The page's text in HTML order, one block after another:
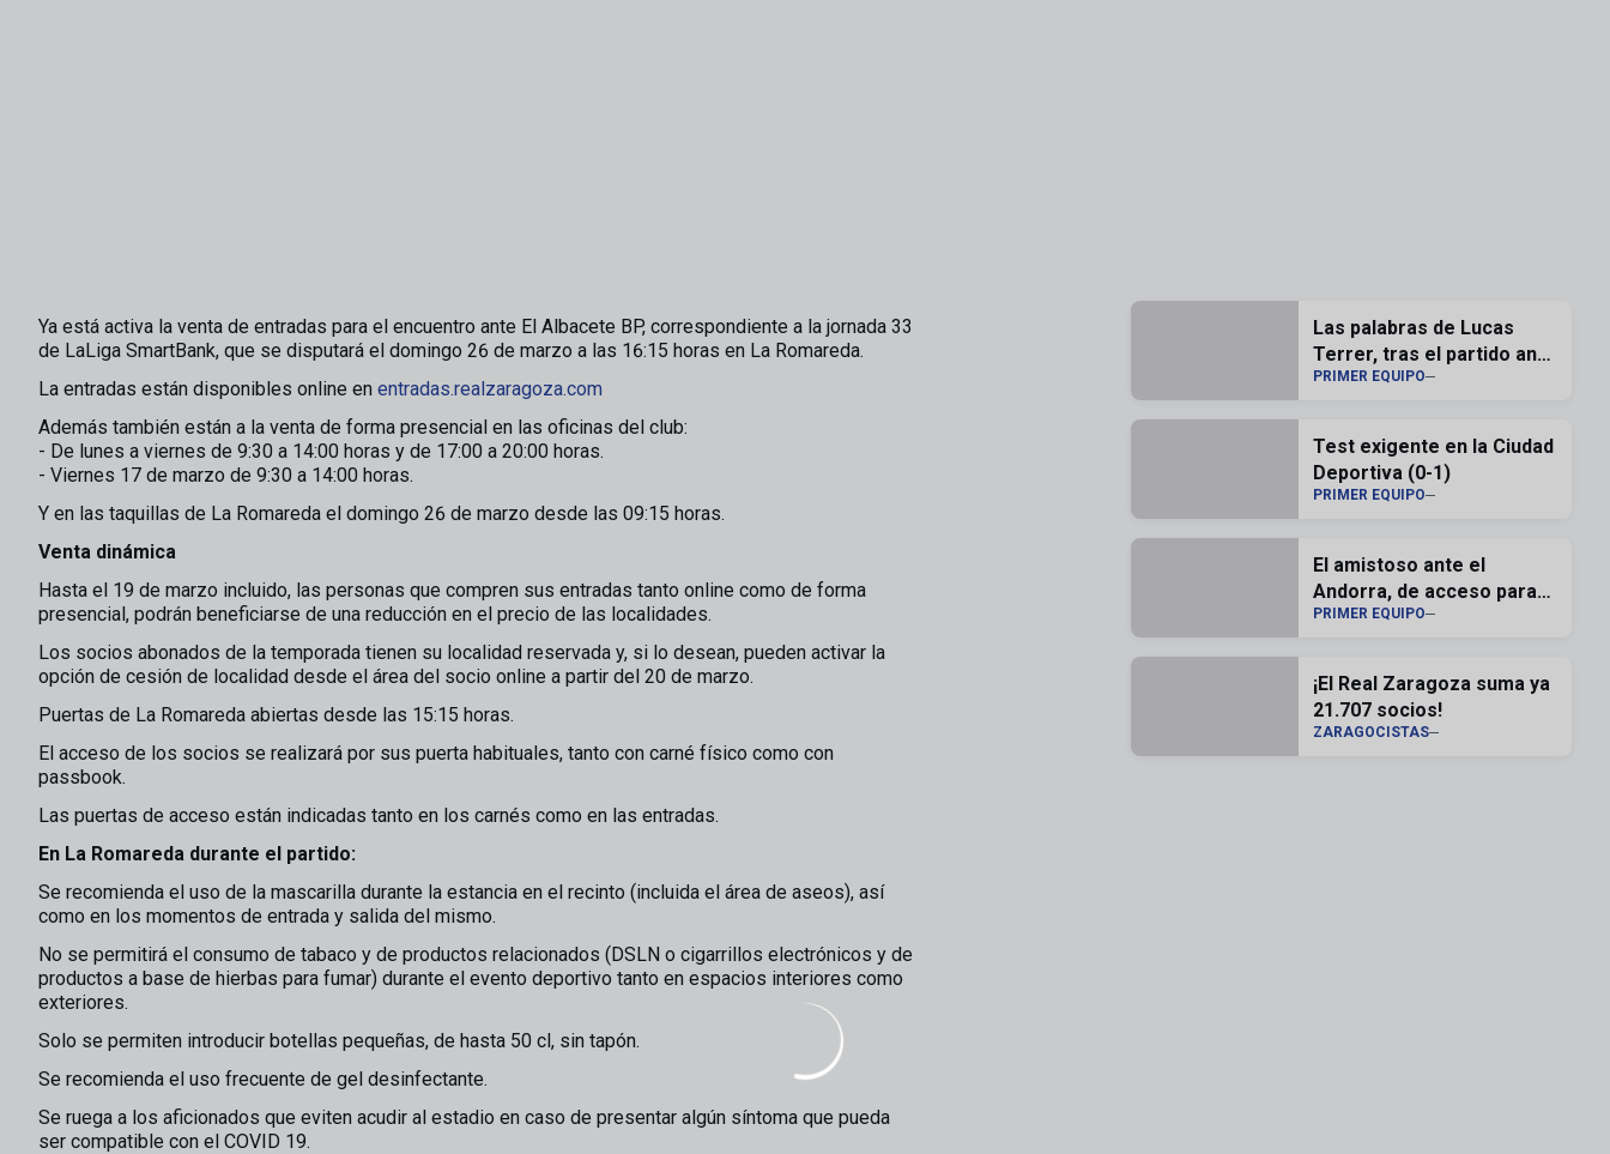
Ya está activa la venta de entradas para el encuentro ante El Albacete BP, correspondiente a la jornada 33
de LaLiga SmartBank, que se disputará el domingo 26 de marzo a las 16:15 horas en La Romareda.
La entradas están disponibles online en entradas.realzaragoza.com
Además también están a la venta de forma presencial en las oficinas del club:
- De lunes a viernes de 9:30 a 14:00 horas y de 17:00 a 20:00 horas.
- Viernes 17 de marzo de 9:30 a 14:00 horas.
Y en las taquillas de La Romareda el domingo 26 de marzo desde las 09:15 horas.
Venta dinámica
Hasta el 19 de marzo incluido, las personas que compren sus entradas tanto online como de forma
presencial, podrán beneficiarse de una reducción en el precio de las localidades.
Los socios abonados de la temporada tienen su localidad reservada y, si lo desean, pueden activar la
opción de cesión de localidad desde el área del socio online a partir del 20 de marzo.
Puertas de La Romareda abiertas desde las 15:15 horas.
El acceso de los socios se realizará por sus puerta habituales, tanto con carné físico como con
passbook.
Las puertas de acceso están indicadas tanto en los carnés como en las entradas.
En La Romareda durante el partido:
Se recomienda el uso de la mascarilla durante la estancia en el recinto (incluida el área de aseos), así
como en los momentos de entrada y salida del mismo.
No se permitirá el consumo de tabaco y de productos relacionados (DSLN o cigarrillos electrónicos y de
productos a base de hierbas para fumar) durante el evento deportivo tanto en espacios interiores como
exteriores.
Solo se permiten introducir botellas pequeñas, de hasta 50 cl, sin tapón.
Se recomienda el uso frecuente de gel desinfectante.
Se ruega a los aficionados que eviten acudir al estadio en caso de presentar algún síntoma que pueda
ser compatible con el COVID 19.
Las palabras de Lucas
Terrer, tras el partido ante
el Andorra
PRIMER EQUIPO
Test exigente en la Ciudad
Deportiva (0-1)
PRIMER EQUIPO
El amistoso ante el
Andorra, de acceso para
los zaragocistas
PRIMER EQUIPO
¡El Real Zaragoza suma ya
21.707 socios!
ZARAGOCISTAS